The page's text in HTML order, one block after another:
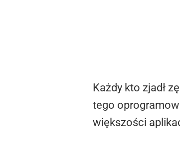
Każdy kto zjadł
tego
większości